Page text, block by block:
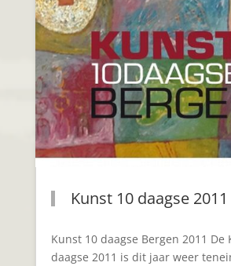
Kunst 10 daagse
Kunst 10 daagse Bergen 2011 De
daagse 2011 is dit jaar weer